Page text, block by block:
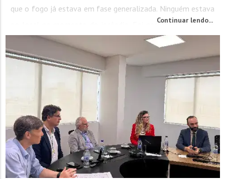
que o fogo já estava em fase generalizada. Ninguém estava
no local no momento do incêndio. Foi necessário o uso de
três viaturas e cerca...
Continuar lendo...